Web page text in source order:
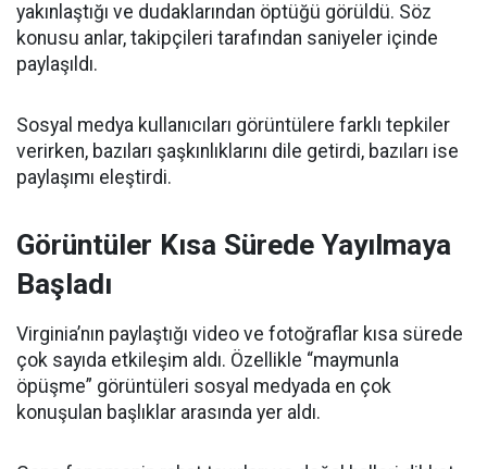
yakınlaştığı ve dudaklarından öptüğü görüldü. Söz
konusu anlar, takipçileri tarafından saniyeler içinde
paylaşıldı.
Sosyal medya kullanıcıları görüntülere farklı tepkiler
verirken, bazıları şaşkınlıklarını dile getirdi, bazıları ise
paylaşımı eleştirdi.
Görüntüler Kısa Sürede Yayılmaya
Başladı
Virginia’nın paylaştığı video ve fotoğraflar kısa sürede
çok sayıda etkileşim aldı. Özellikle “maymunla
öpüşme” görüntüleri sosyal medyada en çok
konuşulan başlıklar arasında yer aldı.